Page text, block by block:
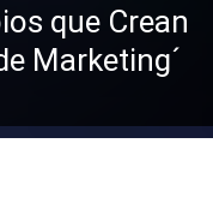
que Crean
Marketing´